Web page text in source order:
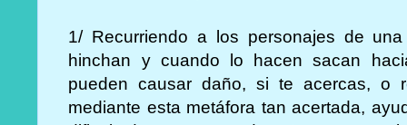
1/ Recurriendo a los personajes de
hinchan y cuando lo hacen sacan
pueden causar daño, si te acercas, o
mediante esta metáfora tan acertada,